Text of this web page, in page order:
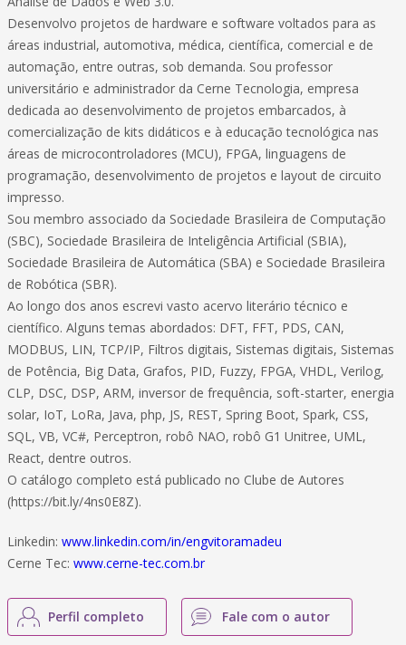
Desenvolvo projetos de hardware e software voltados para as
áreas industrial, automotiva, médica, científica, comercial e de
automação, entre outras, sob demanda. Sou professor
universitário e administrador da Cerne Tecnologia, empresa
dedicada ao desenvolvimento de projetos embarcados, à
comercialização de kits didáticos e à educação tecnológica nas
áreas de microcontroladores (MCU), FPGA, linguagens de
programação, desenvolvimento de projetos e layout de circuito
impresso.
Sou membro associado da Sociedade Brasileira de Computação
(SBC), Sociedade Brasileira de Inteligência Artificial (SBIA),
Sociedade Brasileira de Automática (SBA) e Sociedade Brasileira
de Robótica (SBR).
Ao longo dos anos escrevi vasto acervo literário técnico e
científico. Alguns temas abordados: DFT, FFT, PDS, CAN,
MODBUS, LIN, TCP/IP, Filtros digitais, Sistemas digitais, Sistemas
de Potência, Big Data, Grafos, PID, Fuzzy, FPGA, VHDL, Verilog,
CLP, DSC, DSP, ARM, inversor de frequência, soft-starter, energia
solar, IoT, LoRa, Java, php, JS, REST, Spring Boot, Spark, CSS,
SQL, VB, VC#, Perceptron, robô NAO, robô G1 Unitree, UML,
React, dentre outros.
O catálogo completo está publicado no Clube de Autores
(https://bit.ly/4ns0E8Z).
Linkedin: www.linkedin.com/in/engvitoramadeu
Cerne Tec: www.cerne-tec.com.br
Perfil completo Fale com o autor